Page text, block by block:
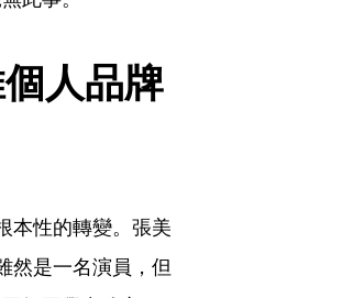
人品牌
本性的轉變。張美
然是一名演員，但